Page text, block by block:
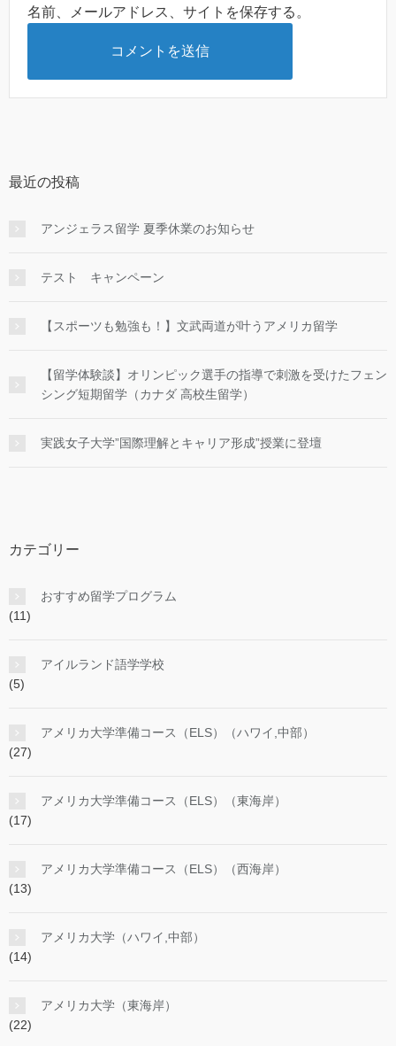
名前、メールアドレス、サイトを保存する。
最近の投稿
アンジェラス留学 夏季休業のお知らせ
テスト キャンペーン
【スポーツも勉強も！】文武両道が叶うアメリカ留学
【留学体験談】オリンピック選手の指導で刺激を受けたフェン
シング短期留学（カナダ 高校生留学）
実践女子大学”国際理解とキャリア形成”授業に登壇
カテゴリー
おすすめ留学プログラム
(11)
アイルランド語学学校
(5)
アメリカ大学準備コース（ELS）（ハワイ,中部）
(27)
アメリカ大学準備コース（ELS）（東海岸）
(17)
アメリカ大学準備コース（ELS）（西海岸）
(13)
アメリカ大学（ハワイ,中部）
(14)
アメリカ大学（東海岸）
(22)